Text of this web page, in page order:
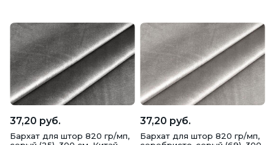
37,20 руб.
Бархат для штор 820 гр/мп,
37,20 руб.
Бархат для штор 820 гр/мп,